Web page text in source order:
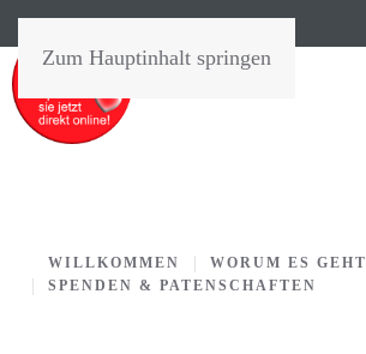
Zum Hauptinhalt springen
WILLKOMMEN WORUM ES GEHT
SPENDEN & PATENSCHAFTEN